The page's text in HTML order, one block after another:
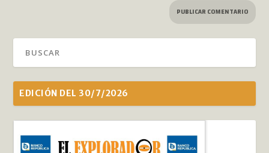
EDICIÓN DEL 30/7/2026